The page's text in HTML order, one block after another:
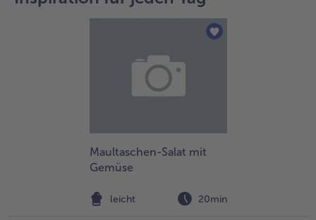
Weiterempfehlen &
Maultaschen-Salat mit
Gemüse
leicht 20min